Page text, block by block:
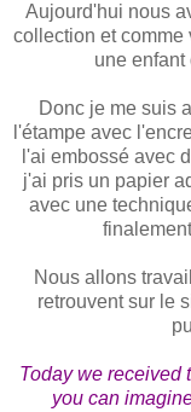
Aujourd'hui nous
collection et comme
une
Donc je me suis
l'étampe avec
l'ai embossé avec
j'ai pris un papier
avec une
Nous allons
retrouvent sur le
Today we received
you can